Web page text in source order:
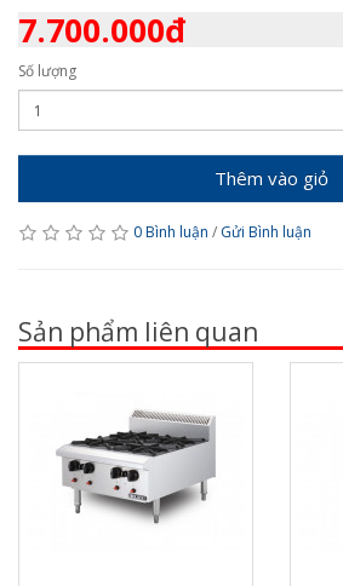
7.700.000đ
Số lượng
Thêm vào giỏ
0 Bình luận / Gửi Bình luận
Sản phẩm liên quan